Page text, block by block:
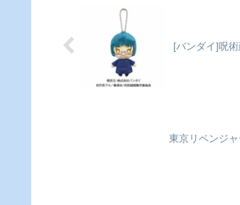
ド /10 マイキー・三ツ谷Ⓒ和
久井健・講談社／アニメ「東
京リベンジャーズ」製作委
員...
[バンダイ]呪
東京リベンジ